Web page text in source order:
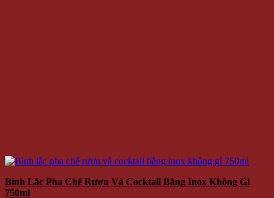
Bình Lắc Pha Chế Rượu Và Cocktail Bằng Inox Không Gỉ
750ml